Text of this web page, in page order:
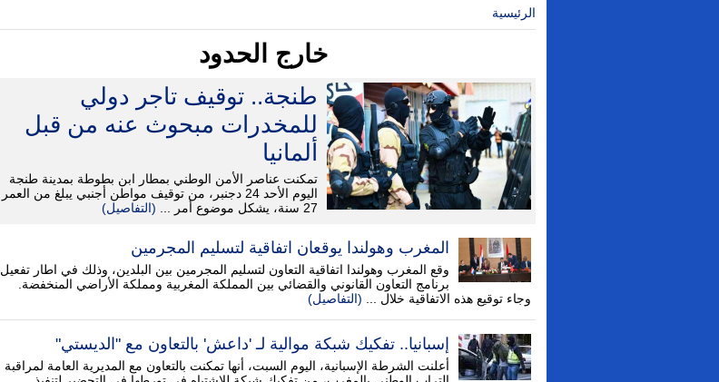
الرئيسية
خارج الحدود
طنجة.. توقيف تاجر دولي
للمخدرات مبحوث عنه من قبل
ألمانيا
تمكنت عناصر الأمن الوطني بمطار ابن بطوطة بمدينة طنجة
اليوم الأحد 24 دجنبر، من توقيف مواطن أجنبي يبلغ من العمر
27 سنة، يشكل موضوع أمر ...
(التفاصيل)
المغرب وهولندا يوقعان اتفاقية لتسليم المجرمين
وقع المغرب وهولندا اتفاقية التعاون لتسليم المجرمين بين البلدين، وذلك في اطار تفعيل
برنامج التعاون القانوني والقضائي بين المملكة المغربية ومملكة الأراضي المنخفضة.
وجاء توقيع هذه الاتفاقية خلال ... (التفاصيل)
إسبانيا.. تفكيك شبكة موالية لـ 'داعش' بالتعاون مع "الديستي"
أعلنت الشرطة الإسبانية، اليوم السبت، أنها تمكنت بالتعاون مع المديرية العامة لمراقبة